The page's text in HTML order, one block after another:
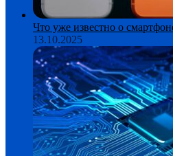
Что уже известно о
13.10.2025